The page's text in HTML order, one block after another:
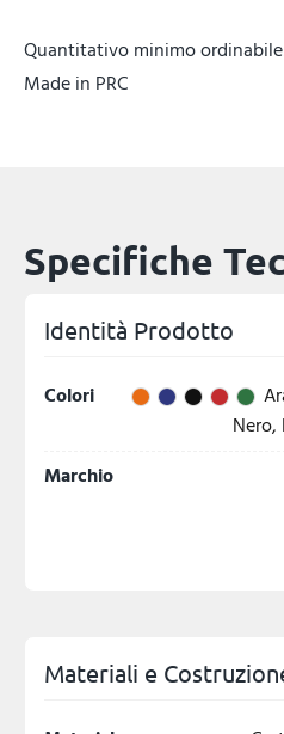
Quantitativo minimo
Made in PRC
Specifiche
Identità Prodotto
Colori
Arancione, Blu,
Nero,
Marchio
Materiali e